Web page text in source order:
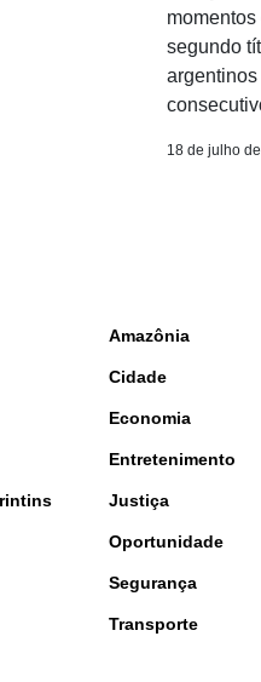
segundo
18 de julho
Amazônia
Cidade
Economia
Entretenimento
Justiça
Oportunidade
Segurança
Transporte